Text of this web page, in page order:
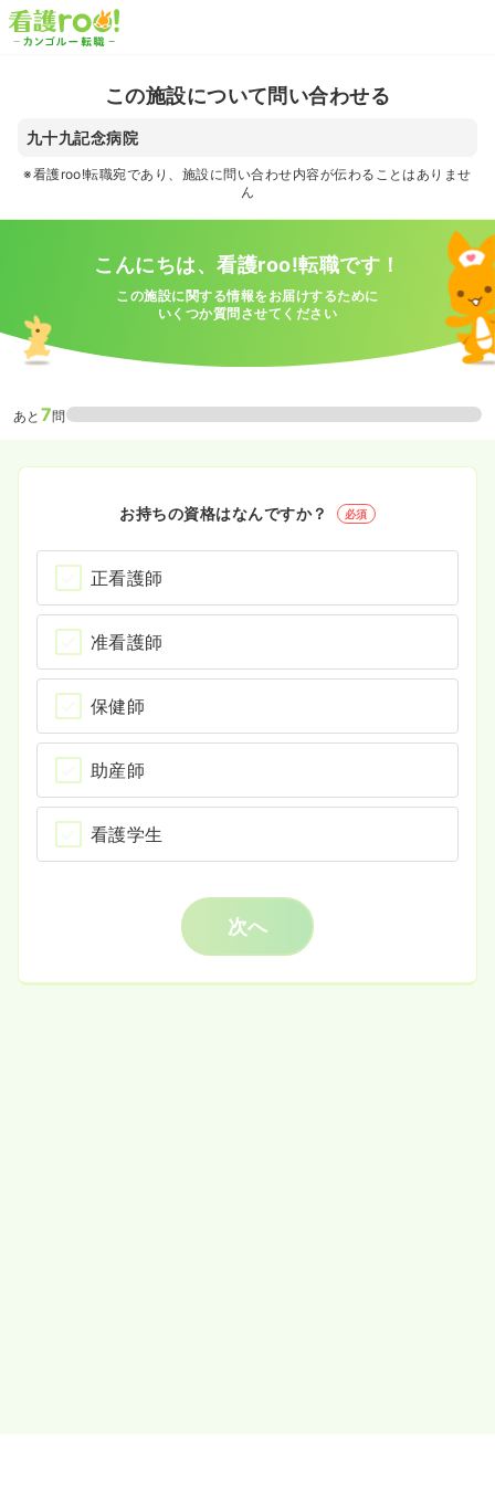
この施設について問い合わせる
九十九記念病院
※看護roo!転職宛であり、施設に問い合わせ内容が伝わることはありませ
ん
こんにちは、看護roo!転職です！
この施設に関する情報をお届けするために
いくつか質問させてください
あと 7問
お持ちの資格はなんですか？ 必須
正看護師
准看護師
保健師
助産師
看護学生
次へ